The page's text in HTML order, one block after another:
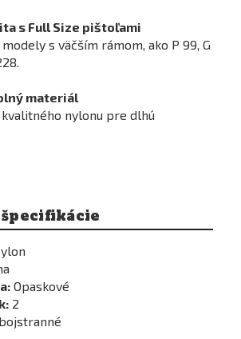
s Full Size pištoľami
s väčším rámom, ako P 99, G
materiál
nylonu pre dlhú
Opaskové
2